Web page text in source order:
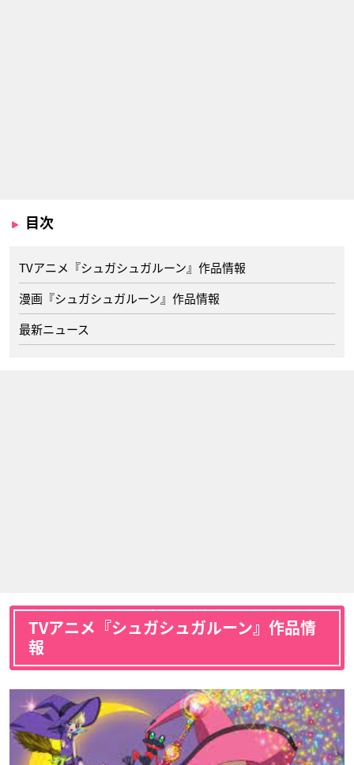
目次
TVアニメ『シュガシュガルーン』作品情報
漫画『シュガシュガルーン』作品情報
最新ニュース
TVアニメ『シュガシュガルーン』作品情
報